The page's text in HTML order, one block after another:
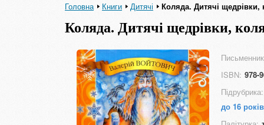
Головна Книги Дитячі Коляда. Дитячі щедрівки,
Коляда. Дитячі щедрівки,
ISBN: 978-
Підрубрика:
до 16 років